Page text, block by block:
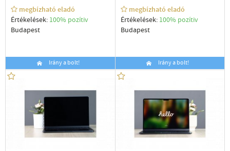
megbízható eladó
Értékelések: 100% pozítiv
Budapest
Irány a bolt!
megbízható eladó
Értékelések: 100% pozítiv
Budapest
Irány a bolt!